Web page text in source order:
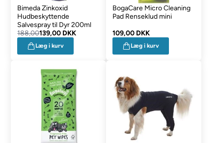
Bimeda Zinkoxid
Hudbeskyttende
Salvespray til Dyr 200ml
188,00139,00 DKK
Læg i kurv
BogaCare Micro Cleaning
Pad Renseklud mini
109,00 DKK
Læg i kurv